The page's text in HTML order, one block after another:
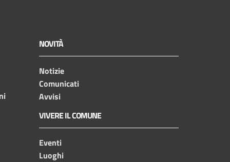
NOVITÀ
Notizie
Comunicati
Avvisi
VIVERE IL COMUNE
Eventi
Luoghi